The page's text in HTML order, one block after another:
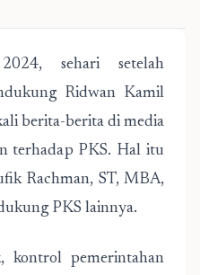
sehari setelah
Ridwan Kamil
berita-berita di media
terhadap PKS. Hal itu
Rachman, ST, MBA,
PKS lainnya.
kontrol pemerintahan